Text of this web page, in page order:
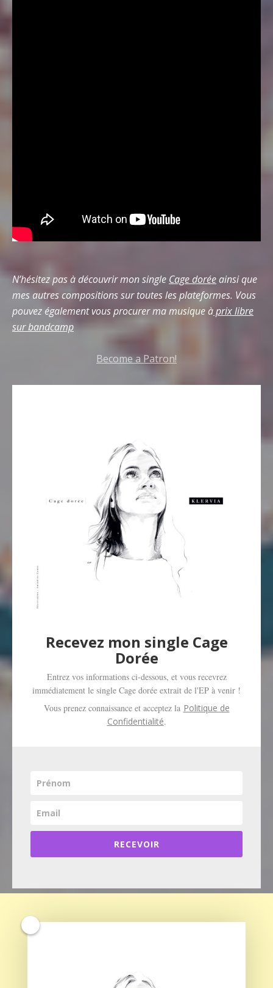
N’hésitez pas à découvrir mon single Cage doréeainsi que
mes autres compositions sur toutes les plateformes. Vous
pouvez également vous procurer ma musique àprix libre
sur bandcamp
Become a Patron!
Recevez mon single Cage
Dorée
Entrez vos informations ci-dessous, et vous recevrez
immédiatement le single Cage dorée extrait de l'EP à venir !
Vous prenez connaissance et acceptez la Politique de
Confidentialité.
RECEVOIR